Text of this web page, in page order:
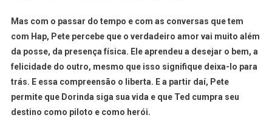
Mas com o passar do tempo e com as conversas que tem
com Hap, Pete percebe que o verdadeiro amor vai muito além
da posse, da presença física. Ele aprendeu a desejar o bem, a
felicidade do outro, mesmo que isso signifique deixa-lo para
trás. E essa compreensão o liberta. E a partir daí, Pete
permite que Dorinda siga sua vida e que Ted cumpra seu
destino como piloto e como herói.